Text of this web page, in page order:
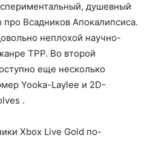
душевный
Всадников Апокалипсиса.
неплохой научно-
TPP. Во второй
еще несколько
Yooka-Laylee и 2D-
.
Xbox Live Gold по-